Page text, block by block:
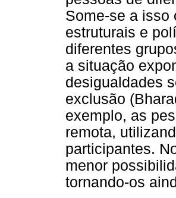
Some-se a isso
estruturais e
diferentes
a situação
desigualdades
exclusão
exemplo, as
remota,
participantes.
menor
tornando-os